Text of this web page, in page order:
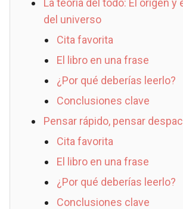
La teoría del todo: El origen y
del universo
Cita favorita
El libro en una frase
¿Por qué deberías leerlo?
Conclusiones clave
Pensar rápido, pensar
Cita favorita
El libro en una frase
¿Por qué deberías leerlo?
Conclusiones clave